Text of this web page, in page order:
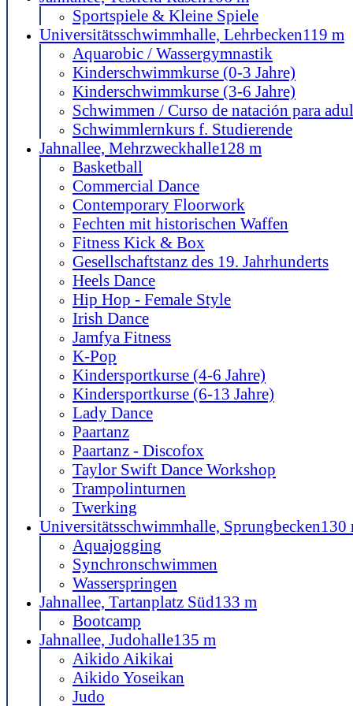
Sportspiele & Kleine Spiele
Universitätsschwimmhalle, Lehrbecken119 m
Aquarobic / Wassergymnastik
Kinderschwimmkurse (0-3 Jahre)
Kinderschwimmkurse (3-6 Jahre)
Schwimmen / Curso de natación para
Schwimmlernkurs f. Studierende
Jahnallee, Mehrzweckhalle128 m
Basketball
Commercial Dance
Contemporary Floorwork
Fechten mit historischen Waffen
Fitness Kick & Box
Gesellschaftstanz des 19. Jahrhunderts
Heels Dance
Hip Hop - Female Style
Irish Dance
Jamfya Fitness
K-Pop
Kindersportkurse (4-6 Jahre)
Kindersportkurse (6-13 Jahre)
Lady Dance
Paartanz
Paartanz - Discofox
Taylor Swift Dance Workshop
Trampolinturnen
Twerking
Universitätsschwimmhalle, Sprungbecken130
Aquajogging
Synchronschwimmen
Wasserspringen
Jahnallee, Tartanplatz Süd133 m
Bootcamp
Jahnallee, Judohalle135 m
Aikido Aikikai
Aikido Yoseikan
Judo